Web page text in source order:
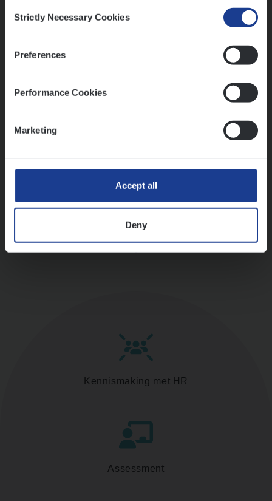
Selection
Strictly Necessary Cookies
Preferences
Performance Cookies
Marketing
Accept all
Deny
Vorige Volgende
Mathias houdt van diepgaande dossiers én droge
Thalia zoekt graag oplossingen, in games én op het
Ons sollicitatieproces
Kennismaking met HR
Assessment